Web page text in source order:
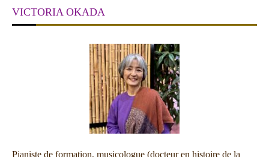
VICTORIA OKADA
Pianiste de formation, musicologue (docteur en histoire de la